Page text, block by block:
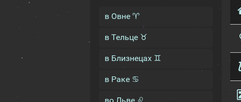
в Овне ♈
в Тельце ♉
в Близнецах ♊
в Раке ♋